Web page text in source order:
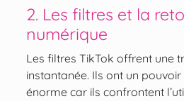
2. Les filtres et la
numérique
Les filtres TikTok offrent une
instantanée. Ils ont un
énorme car ils confrontent